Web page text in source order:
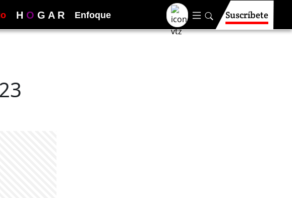
H O G A R Enfoque Suscríbete